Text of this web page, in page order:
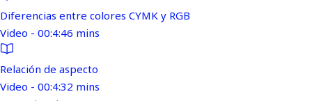
Diferencias entre colores CYMK y RGB
Video - 00:4:46 mins
Relación de aspecto
Video - 00:4:32 mins